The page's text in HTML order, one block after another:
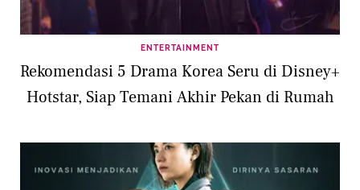
ENTERTAINMENT
Rekomendasi 5 Drama Korea Seru di Disney+
Hotstar, Siap Temani Akhir Pekan di Rumah